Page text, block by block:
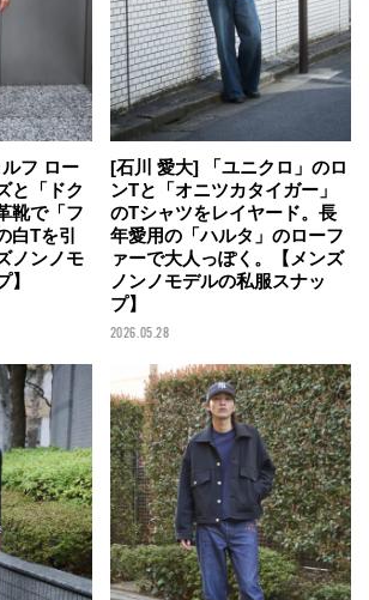
フ ロー
と「ドク
靴で「フ
白Tを引
ノンノモ
[石川 愛大] 「ユニクロ」のロ
ンTと「オニツカタイガー」
のTシャツをレイヤード。長
年愛用の「ハルタ」のローフ
ァーで大人っぽく。【メンズ
ノンノモデルの私服スナッ
プ】
2026.05.28